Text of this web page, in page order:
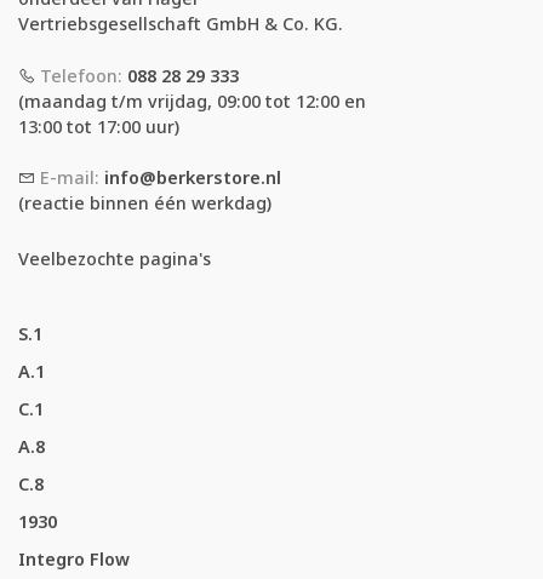
Vertriebsgesellschaft GmbH & Co. KG.
Telefoon: 088 28 29 333
(maandag t/m vrijdag, 09:00 tot 12:00 en
13:00 tot 17:00 uur)
E-mail: info@berkerstore.nl
(reactie binnen één werkdag)
Veelbezochte pagina's
S.1
A.1
C.1
A.8
C.8
1930
Integro Flow